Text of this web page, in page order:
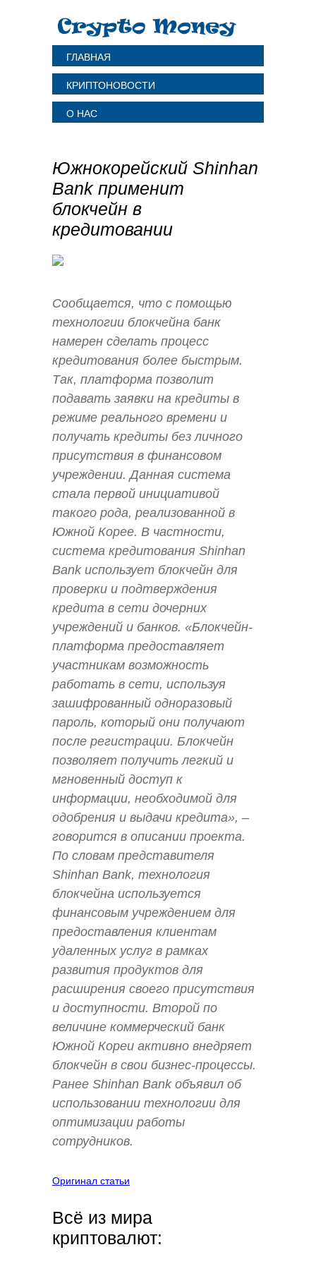
ГЛАВНАЯ
КРИПТОНОВОСТИ
О НАС
Южнокорейский Shinhan
Bank применит
блокчейн в
кредитовании
Сообщается, что с помощью
технологии блокчейна банк
намерен сделать процесс
кредитования более быстрым.
Так, платформа позволит
подавать заявки на кредиты в
режиме реального времени и
получать кредиты без личного
присутствия в финансовом
учреждении. Данная система
стала первой инициативой
такого рода, реализованной в
Южной Корее. В частности,
система кредитования Shinhan
Bank использует блокчейн для
проверки и подтверждения
кредита в сети дочерних
учреждений и банков. «Блокчейн-
платформа предоставляет
участникам возможность
работать в сети, используя
зашифрованный одноразовый
пароль, который они получают
после регистрации. Блокчейн
позволяет получить легкий и
мгновенный доступ к
информации, необходимой для
одобрения и выдачи кредита», –
говорится в описании проекта.
По словам представителя
Shinhan Bank, технология
блокчейна используется
финансовым учреждением для
предоставления клиентам
удаленных услуг в рамках
развития продуктов для
расширения своего присутствия
и доступности. Второй по
величине коммерческий банк
Южной Кореи активно внедряет
блокчейн в свои бизнес-процессы.
Ранее Shinhan Bank объявил об
использовании технологии для
оптимизации работы
сотрудников.
Оригинал статьи
Всё из мира
криптовалют: